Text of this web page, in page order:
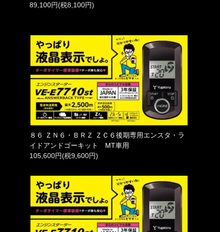
89,100円(税8,100円)
８６ ＺＮ６・ＢＲＺ ＺＣ６後期専用エンスタ・ラ
イドアンドゴーキット MT車用
105,600円(税9,600円)